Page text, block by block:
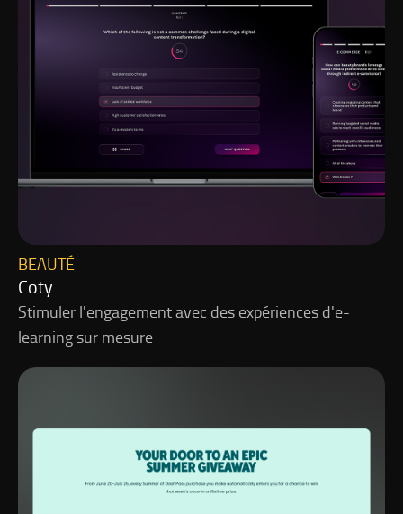
Coty
BEAUTÉ
Stimuler l'engagement avec des expériences d'e-
learning sur mesure